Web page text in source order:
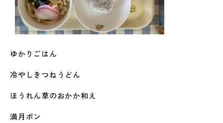
ゆかりごはん
冷やしきつねうどん
ほうれん草のおかか和え
満月ポン